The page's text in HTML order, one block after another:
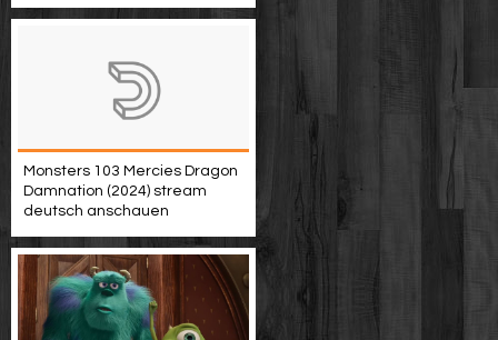
Monsters 103 Mercies Dragon
Damnation (2024) stream
deutsch anschauen